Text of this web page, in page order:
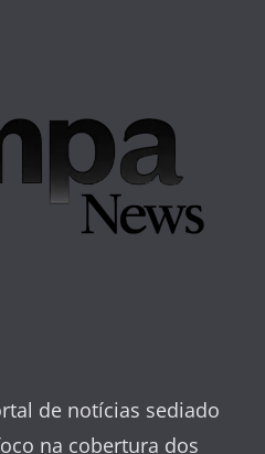
de notícias sediado
na cobertura dos